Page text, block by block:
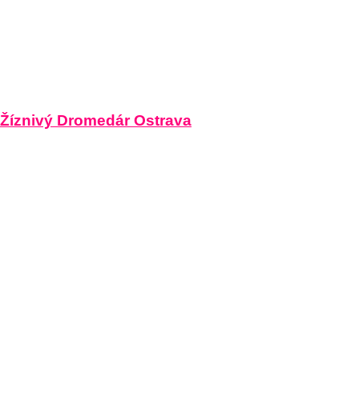
Žíznivý Dromedár Ostrava